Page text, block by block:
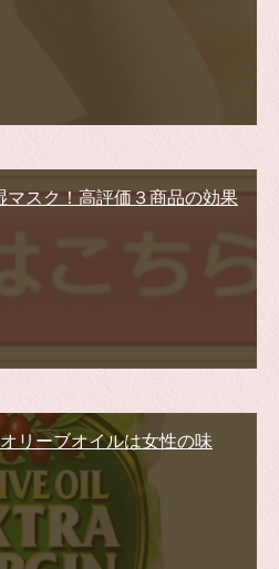
マスク！高評価３商品の効果
リーブオイルは女性の味